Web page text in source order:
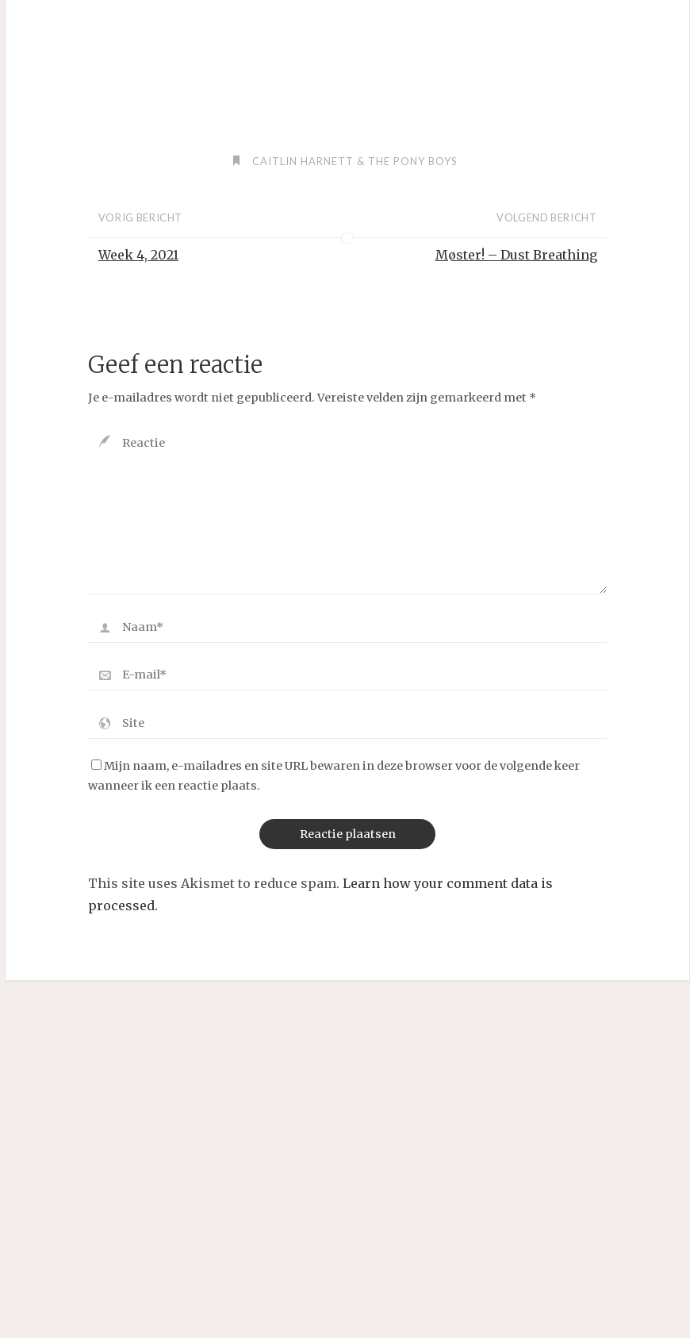
CAITLIN HARNETT & THE PONY BOYS
VORIG BERICHT
Week 4, 2021
VOLGEND BERICHT
Møster! – Dust Breathing
Geef een reactie
Je e-mailadres wordt niet gepubliceerd. Vereiste velden zijn gemarkeerd met *
Mijn naam, e-mailadres en site URL bewaren in deze browser voor de volgende keer
wanneer ik een reactie plaats.
This site uses Akismet to reduce spam. Learn how your comment data is
processed.